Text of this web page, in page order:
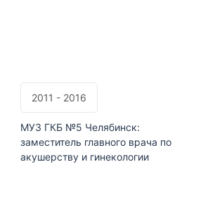
2011 - 2016
МУЗ ГКБ №5 Челябинск:
заместитель главного врача по
акушерству и гинекологии